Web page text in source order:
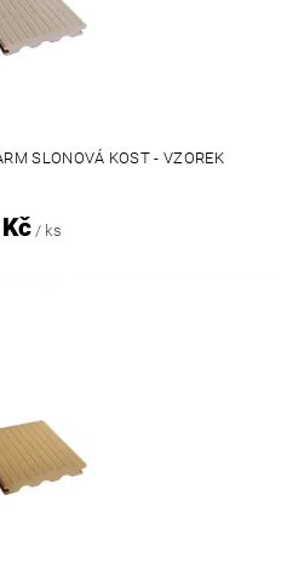
SLONOVÁ KOST - VZOREK
/ ks